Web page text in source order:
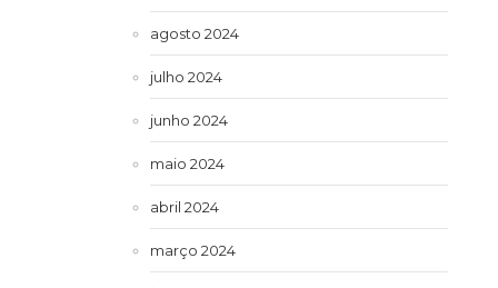
agosto 2024
julho 2024
junho 2024
maio 2024
abril 2024
março 2024